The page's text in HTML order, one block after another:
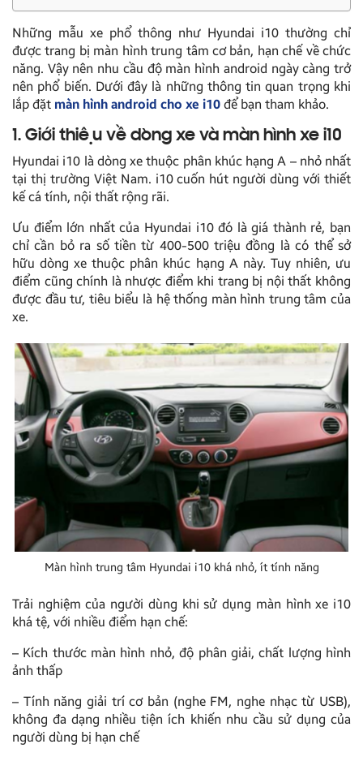
Những mẫu xe phổ thông như Hyundai i10 thường chỉ
được trang bị màn hình trung tâm cơ bản, hạn chế về chức
năng. Vậy nên nhu cầu độ màn hình android ngày càng trở
nên phổ biến. Dưới đây là những thông tin quan trọng khi
lắp đặt màn hình android cho xe i10 để bạn tham khảo.
1. Giới thiệu về dòng xe và màn hình xe i10
Hyundai i10 là dòng xe thuộc phân khúc hạng A – nhỏ nhất
tại thị trường Việt Nam. i10 cuốn hút người dùng với thiết
kế cá tính, nội thất rộng rãi.
Ưu điểm lớn nhất của Hyundai i10 đó là giá thành rẻ, bạn
chỉ cần bỏ ra số tiền từ 400-500 triệu đồng là có thể sở
hữu dòng xe thuộc phân khúc hạng A này. Tuy nhiên, ưu
điểm cũng chính là nhược điểm khi trang bị nội thất không
được đầu tư, tiêu biểu là hệ thống màn hình trung tâm của
xe.
Màn hình trung tâm Hyundai i10 khá nhỏ, ít tính năng
Trải nghiệm của người dùng khi sử dụng màn hình xe i10
khá tệ, với nhiều điểm hạn chế:
– Kích thước màn hình nhỏ, độ phân giải, chất lượng hình
ảnh thấp
– Tính năng giải trí cơ bản (nghe FM, nghe nhạc từ USB),
không đa dạng nhiều tiện ích khiến nhu cầu sử dụng của
người dùng bị hạn chế